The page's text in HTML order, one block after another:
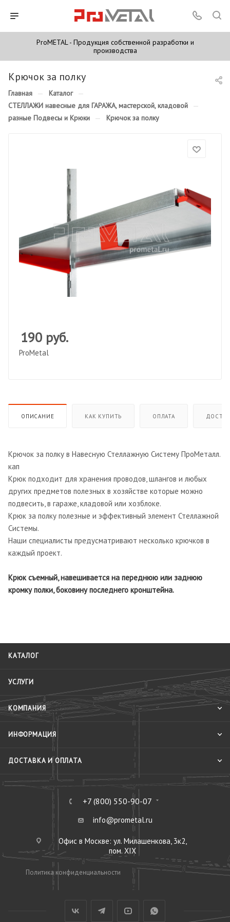
ProMETAL - Продукция собственной разработки и
производства
Крючок за полку
Главная — Каталог —
СТЕЛЛАЖИ навесные для ГАРАЖА, мастерской, кладовой —
разные Подвесы и Крюки — Крючок за полку
190 руб.
ProMetal
ОПИСАНИЕ КАК КУПИТЬ ОПЛАТА
Крючок за полку в Навесную Стеллажную Систему ПроМеталл.
кап
Крюк подходит для хранения проводов, шлангов и любых
других предметов полезных в хозяйстве которые можно
подвесить, в гараже, кладовой или хозблоке.
Крюк за полку полезные и эффективный элемент Стеллажной
Системы.
Наши специалисты предусматривают несколько крючков в
каждый проект.
Крюк съемный, навешивается на переднюю или заднюю
кромку полки, боковину последнего кронштейна.
КАТАЛОГ
УСЛУГИ
КОМПАНИЯ
ИНФОРМАЦИЯ
ДОСТАВКА И ОПЛАТА
+7 (800) 550-90-07
info@prometal.ru
Офис в Москве: ул. Милашенкова, 3к2,
пом. XIX
Политика конфиденциальности